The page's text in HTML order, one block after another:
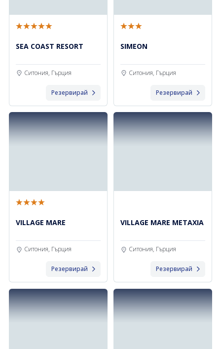
SEA COAST RESORT
Ситония, Гърция
Резервирай
SIMEON
Ситония, Гърция
Резервирай
VILLAGE MARE
Ситония, Гърция
Резервирай
VILLAGE MARE METAXIA
Ситония, Гърция
Резервирай